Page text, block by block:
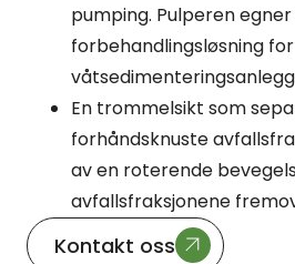
pumping. Pulperen
forbehandlingsløsning for
En trommelsikt som
forhåndsknuste
av en roterende
avfallsfraksjonene
Kontakt oss